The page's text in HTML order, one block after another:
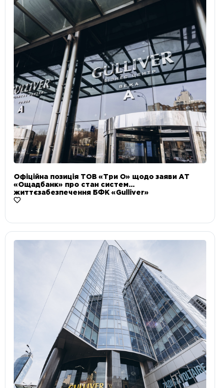
Офіційна позиція ТОВ «Три О» щодо заяви АТ
«Ощадбанк» про стан систем
життєзабезпечення БФК «Gulliver»